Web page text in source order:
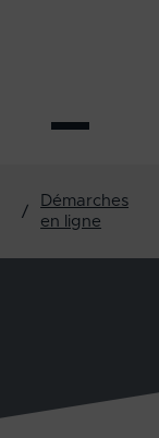
/
Démarches
en ligne